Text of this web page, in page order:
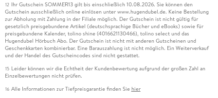
12 Ihr Gutschein SOMMER13 gilt bis einschließlich 10.08.2026. Sie können den
Gutschein ausschließlich online einlösen unter www.hugendubel.de. Keine Bestellung
zur Abholung mit Zahlung in der Filiale möglich. Der Gutschein ist nicht gültig für
gesetzlich preisgebundene Artikel (deutschsprachige Bücher und eBooks) sowie für
preisgebundene Kalender, tolino shine (4016621130466), tolino select und das
Hugendubel Hörbuch Abo. Der Gutschein ist nicht mit anderen Gutscheinen und
Geschenkkarten kombinierbar. Eine Barauszahlung ist nicht möglich. Ein Weiterverkauf
und der Handel des Gutscheincodes sind nicht gestattet.
15 Leider können wir die Echtheit der Kundenbewertung aufgrund der großen Zahl an
Einzelbewertungen nicht prüfen.
16 Alle Informationen zur Tiefpreisgarantie finden Sie hier